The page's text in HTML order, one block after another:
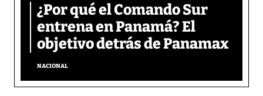
¿Por qué el Comando Sur
entrena en Panamá? El
objetivo detrás de Panamax
NACIONAL